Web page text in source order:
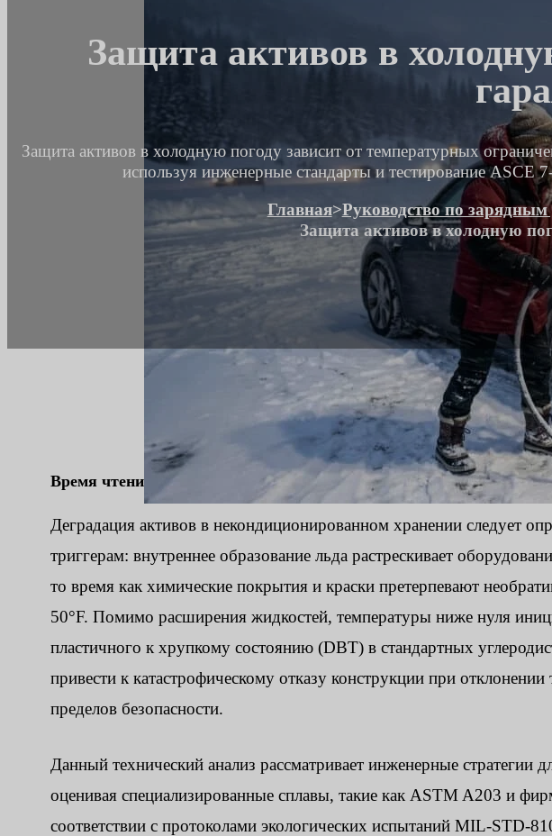
Защита активов в
Защита активов в холодную погоду зависит от температурных
используя инженерные стандарты и тестирование ASCE
Главная>Руководство по зарядным
Защита активов в холодную
Время чтения: 8 мин Количество слов: 2017
Деградация активов в некондиционированном хранении следует
триггерам: внутреннее образование льда растрескивает
то время как химические покрытия и краски претерпевают
50°F. Помимо расширения жидкостей, температуры ниже нуля
пластичного к хрупкому состоянию (DBT) в стандартных
привести к катастрофическому отказу конструкции при
пределов безопасности.
Данный технический анализ рассматривает инженерные стратегии
оценивая специализированные сплавы, такие как ASTM A203 и
соответствии с протоколами экологических испытаний MIL-STD-